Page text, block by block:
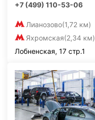
+7 (499) 110-53-06
Лианозово(1,72 км)
Яхромская(2,34 км)
Лобненская, 17 стр.1